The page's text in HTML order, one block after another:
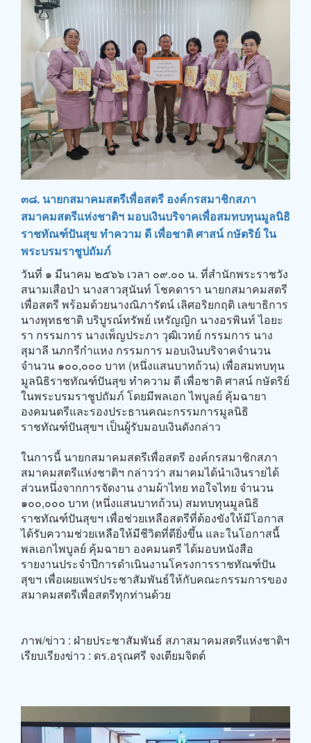
๓๘. นายกสมาคมสตรีเพื่อสตรี องค์กรสมาชิกสภา
สมาคมสตรีแห่งชาติฯ มอบเงินบริจาคเพื่อสมทบทุนมูลนิธิ
ราชทัณฑ์ปันสุข ทำความ ดี เพื่อชาติ ศาสน์ กษัตริย์ ใน
พระบรมราชูปถัมภ์
วันที่ ๑ มีนาคม ๒๕๖๖ เวลา ๐๙.๐๐ น. ที่สำนักพระราชวัง
สนามเสือป่า นางสาวสุนันท์ โชคดารา นายกสมาคมสตรี
เพื่อสตรี พร้อมด้วยนางณิภารัตน์ เลิศอริยกฤติ เลขาธิการ
นางพุทธชาติ บริบูรณ์ทรัพย์ เหรัญญิก นางอรพินท์ ไอยะ
รา กรรมการ นางเพ็ญประภา วุฒิเวทย์ กรรมการ นาง
สุมาลี นภกรีกำแหง กรรมการ มอบเงินบริจาคจำนวน
จำนวน ๑๐๐,๐๐๐ บาท (หนึ่งแสนบาทถ้วน) เพื่อสมทบทุน
มูลนิธิราชทัณฑ์ปันสุข ทำความ ดี เพื่อชาติ ศาสน์ กษัตริย์
ในพระบรมราชูปถัมภ์ โดยมีพลเอก ไพบูลย์ คุ้มฉายา
องคมนตรีและรองประธานคณะกรรมการมูลนิธิ
ราชทัณฑ์ปันสุขฯ เป็นผู้รับมอบเงินดังกล่าว
ในการนี้ นายกสมาคมสตรีเพื่อสตรี องค์กรสมาชิกสภา
สมาคมสตรีแห่งชาติฯ กล่าวว่า สมาคมได้นำเงินรายได้
ส่วนหนึ่งจากการจัดงาน งามผ้าไทย ทอใจไทย จำนวน
๑๐๐,๐๐๐ บาท (หนึ่งแสนบาทถ้วน) สมทบทุนมูลนิธิ
ราชทัณฑ์ปันสุขฯ เพื่อช่วยเหลือสตรีที่ต้องขังให้มีโอกาส
ได้รับความช่วยเหลือให้มีชีวิตที่ดียิ่งขึ้น และในโอกาสนี้
พลเอกไพบูลย์ คุ้มฉายา องคมนตรี ได้มอบหนังสือ
รายงานประจำปีการดำเนินงานโครงการราชทัณฑ์ปัน
สุขฯ เพื่อเผยแพร่ประชาสัมพันธ์ให้กับคณะกรรมการของ
สมาคมสตรีเพื่อสตรีทุกท่านด้วย
ภาพ/ข่าว : ฝ่ายประชาสัมพันธ์ สภาสมาคมสตรีแห่งชาติฯ
เรียบเรียงข่าว : ดร.อรุณศรี จงเตียมจิตต์